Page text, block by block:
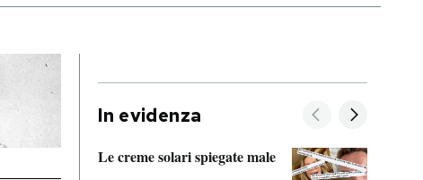
In evidenza
Le creme solari spiegate male